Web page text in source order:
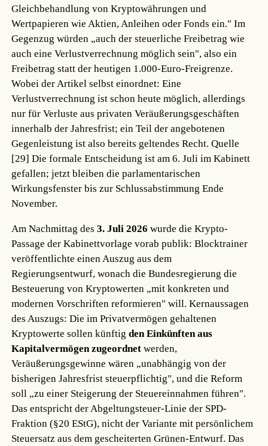
Gleichbehandlung von Kryptowährungen und
Wertpapieren wie Aktien, Anleihen oder Fonds ein." Im
Gegenzug würden „auch der steuerliche Freibetrag wie
auch eine Verlustverrechnung möglich sein", also ein
Freibetrag statt der heutigen 1.000-Euro-Freigrenze.
Wobei der Artikel selbst einordnet: Eine
Verlustverrechnung ist schon heute möglich, allerdings
nur für Verluste aus privaten Veräußerungsgeschäften
innerhalb der Jahresfrist; ein Teil der angebotenen
Gegenleistung ist also bereits geltendes Recht.Quelle
[29] Die formale Entscheidung ist am 6. Juli im Kabinett
gefallen; jetzt bleiben die parlamentarischen
Wirkungsfenster bis zur Schlussabstimmung Ende
November.
Am Nachmittag des3. Juli 2026 wurde die Krypto-
Passage der Kabinettvorlage vorab publik: Blocktrainer
veröffentlichte einen Auszug aus dem
Regierungsentwurf, wonach die Bundesregierung die
Besteuerung von Kryptowerten „mit konkreten und
modernen Vorschriften reformieren" will. Kernaussagen
des Auszugs: Die im Privatvermögen gehaltenen
Kryptowerte sollen künftigden Einkünften aus
Kapitalvermögen zugeordnet werden,
Veräußerungsgewinne wären „unabhängig von der
bisherigen Jahresfrist steuerpflichtig", und die Reform
soll „zu einer Steigerung der Steuereinnahmen führen".
Das entspricht der Abgeltungsteuer-Linie der SPD-
Fraktion (§20 EStG), nicht der Variante mit persönlichem
Steuersatz aus dem gescheiterten Grünen-Entwurf. Das